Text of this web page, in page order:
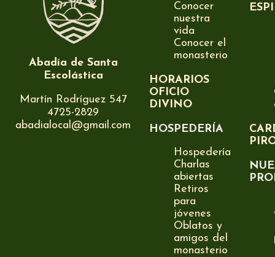
Abadía de Santa
Escolástica
Martín Rodríguez 547
4725-2829
abadialocal@gmail.com
Conocer
nuestra
vida
Conocer el
monasterio
HORARIOS
OFICIO
DIVINO
HOSPEDERÍA
Hospedería
Charlas
abiertas
Retiros
para
jóvenes
Oblatos y
amigos del
monasterio